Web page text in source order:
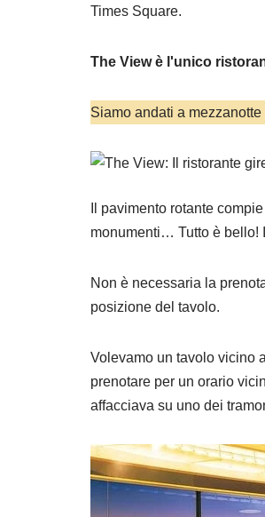
Times Square.
The View è l'unico
Siamo andati a mezzanotte
Il pavimento rotante
monumenti… Tutto è bello!
Non è necessaria la
posizione del tavolo.
Volevamo un tavolo vicino
prenotare per un orario
affacciava su uno dei